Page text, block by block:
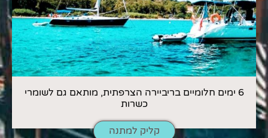
6 ימים חלומיים בריביירה הצרפתית, מותאם גם לשומרי
כשרות
קליק למתנה